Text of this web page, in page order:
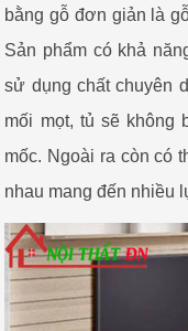
bằng gỗ đơn giản là
Sản phẩm có khả
sử dụng chất chuyên
mối mọt, tủ sẽ không
mốc. Ngoài ra còn có
nhau mang đến nhiều